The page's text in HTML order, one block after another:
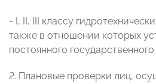
- I, II, III классу
также в отношении которых
постоянного
2. Плановые проверки лиц,